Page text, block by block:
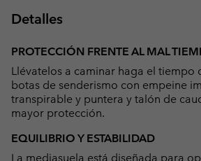
Detalles
PROTECCIÓN FRENTE AL MAL
Llévatelos a caminar haga el tiempo
botas de senderismo con empeine
transpirable y puntera y talón de
mayor protección.
EQUILIBRIO Y ESTABILIDAD
La mediasuela está diseñada para